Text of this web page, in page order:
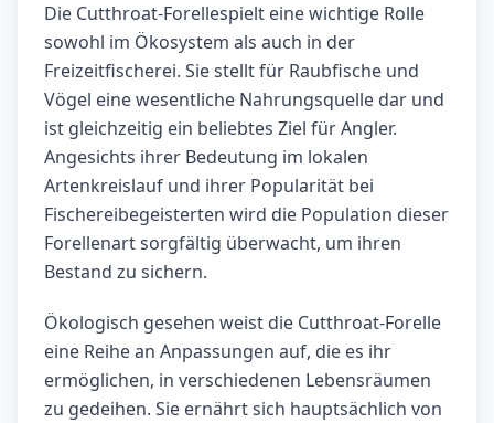
Die Cutthroat-Forellespielt eine wichtige Rolle
sowohl im Ökosystem als auch in der
Freizeitfischerei. Sie stellt für Raubfische und
Vögel eine wesentliche Nahrungsquelle dar und
ist gleichzeitig ein beliebtes Ziel für Angler.
Angesichts ihrer Bedeutung im lokalen
Artenkreislauf und ihrer Popularität bei
Fischereibegeisterten wird die Population dieser
Forellenart sorgfältig überwacht, um ihren
Bestand zu sichern.
Ökologisch gesehen weist die Cutthroat-Forelle
eine Reihe an Anpassungen auf, die es ihr
ermöglichen, in verschiedenen Lebensräumen
zu gedeihen. Sie ernährt sich hauptsächlich von